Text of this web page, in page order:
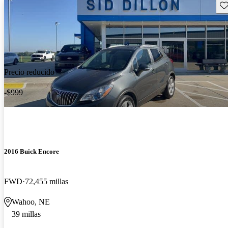
Precio reducido
-$999
2016 Buick Encore
FWD 72,455 millas
Wahoo, NE
39 millas